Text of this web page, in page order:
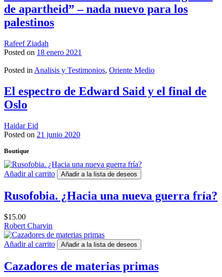
de apartheid” – nada nuevo para los
palestinos
Rafeef Ziadah
Posted on 18 enero 2021
Posted in Analisis y Testimonios, Oriente Medio
El espectro de Edward Said y el final de
Oslo
Haidar Eid
Posted on 21 junio 2020
Boutique
Añadir al carrito Añadir a la lista de deseos
Rusofobia. ¿Hacia una nueva guerra fría?
$15.00
Robert Charvin
Añadir al carrito Añadir a la lista de deseos
Cazadores de materias primas